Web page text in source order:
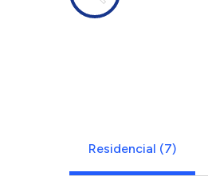
Residencial (7)